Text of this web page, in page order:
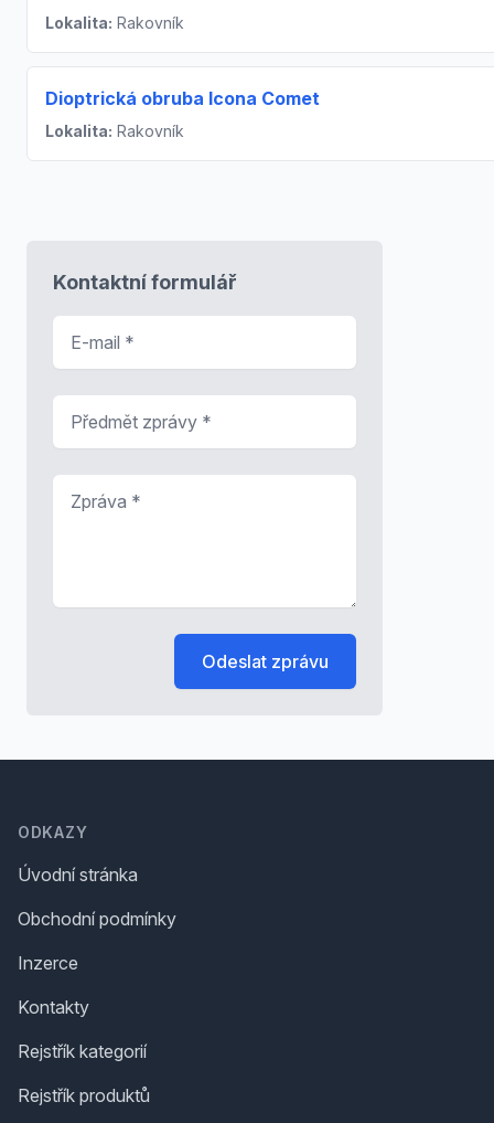
Lokalita: Rakovník
Dioptrická obruba Icona Comet
Lokalita: Rakovník
Kontaktní formulář
Odeslat zprávu
ODKAZY
Úvodní stránka
Obchodní podmínky
Inzerce
Kontakty
Rejstřík kategorií
Rejstřík produktů